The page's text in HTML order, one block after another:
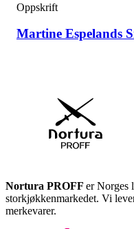
Oppskrift
Martine Espelands
Nortura PROFF er Norges
storkjøkkenmarkedet. Vi
merkevarer.